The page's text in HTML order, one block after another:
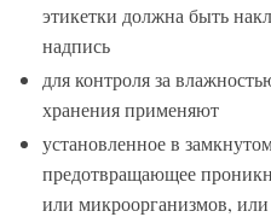
этикетки должна быть
надпись
для контроля за
хранения применяют
установленное в
предотвращающее
или микроорганизмов, или